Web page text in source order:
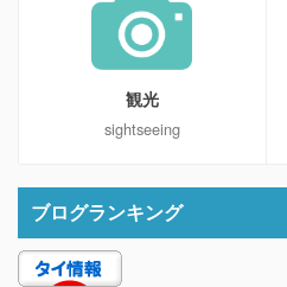
観光
sightseeing
ブログランキング